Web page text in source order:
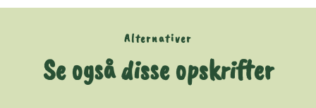
Alternativer
Se også disse opskrifter